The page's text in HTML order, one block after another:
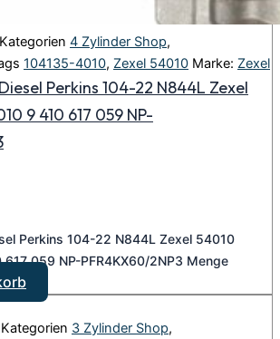
Kategorien 4 Zylinder Shop,
104135-4010, Zexel 54010 Marke: Zexel
Perkins 104-22 N844L Zexel
9 410 617 059 NP-
Perkins 104-22 N844L Zexel 54010
059 NP-PFR4KX60/2NP3 Menge
Kategorien 3 Zylinder Shop,